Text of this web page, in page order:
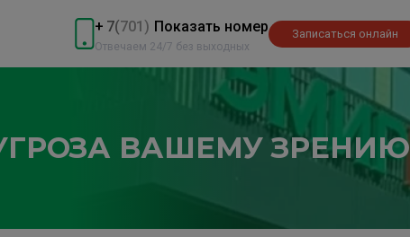
+ 7(701) Показать номер
Отвечаем 24/7 без выходных
Записаться онлайн
ВАШЕМУ ЗРЕНИЮ